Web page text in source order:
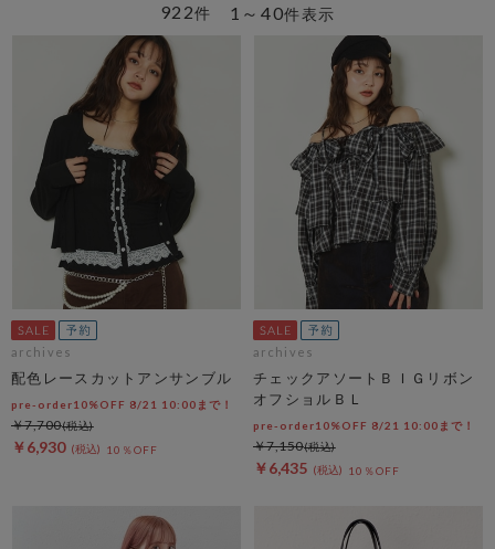
1～40件表示
922件
archives
配色レースカットアンサンブル
pre-order10%OFF 8/21 10:00まで！
￥6,930 10％OFF
￥7,700
archives
チェックアソートＢＩＧリボン
オフショルＢＬ
pre-order10%OFF 8/21 10:00まで！
￥6,435 10％OFF
￥7,150